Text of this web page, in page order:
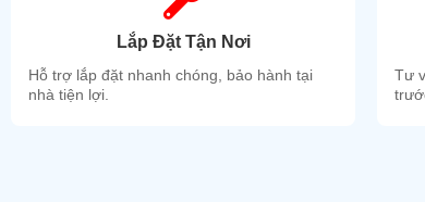
Lắp Đặt Tận Nơi
Hỗ trợ lắp đặt nhanh chóng, bảo hành tại
nhà tiện lợi.
Tư